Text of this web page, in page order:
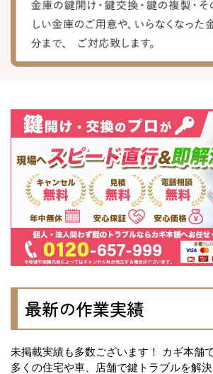
最新の作業実績
未掲載実績も多数ございます！ カギ本舗
多くの住宅や車、店舗で鍵トラブルを解